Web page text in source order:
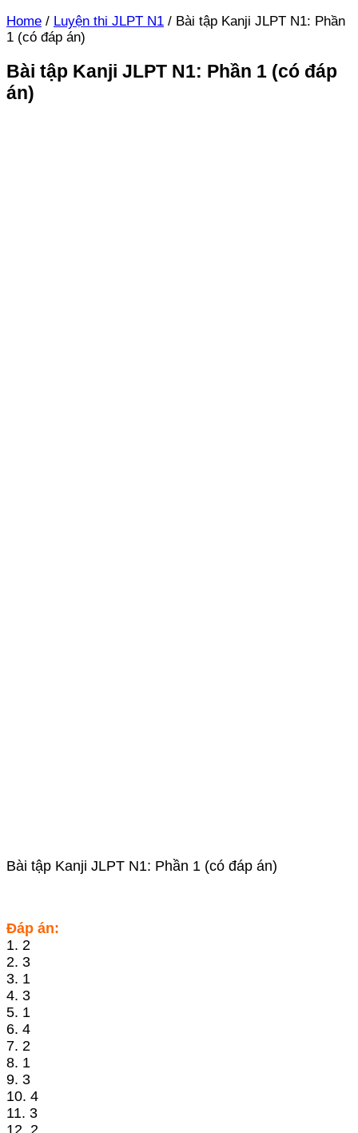
Home / Luyện thi JLPT N1 / Bài tập Kanji JLPT N1: Phần
1 (có đáp án)
Bài tập Kanji JLPT N1: Phần 1 (có đáp
án)
Bài tập Kanji JLPT N1: Phần 1 (có đáp án)
Đáp án:
1. 2
2. 3
3. 1
4. 3
5. 1
6. 4
7. 2
8. 1
9. 3
10. 4
11. 3